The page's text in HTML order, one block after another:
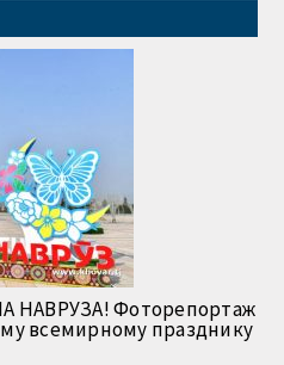
НАВРУЗА! Фоторепортаж
всемирному празднику